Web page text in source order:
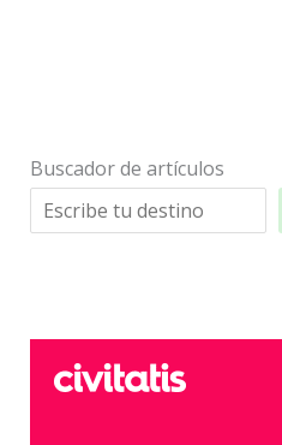
Buscador de artículos